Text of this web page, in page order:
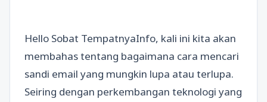
Hello Sobat TempatnyaInfo, kali ini kita akan
membahas tentang bagaimana cara mencari
sandi email yang mungkin lupa atau terlupa.
Seiring dengan perkembangan teknologi yang